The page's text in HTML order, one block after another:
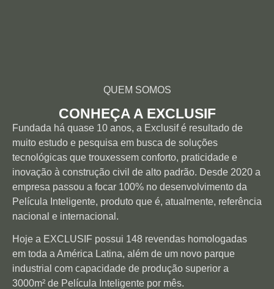
QUEM SOMOS
CONHEÇA A EXCLUSIF
Fundada há quase 10 anos, a Exclusif é resultado de
muito estudo e pesquisa em busca de soluções
tecnológicas que trouxessem conforto, praticidade e
inovação à construção civil de alto padrão. Desde 2020 a
empresa passou a focar 100% no desenvolvimento da
Película Inteligente, produto que é, atualmente, referência
nacional e internacional.
Hoje a EXCLUSIF possui 148 revendas homologadas
em toda a América Latina, além de um novo parque
industrial com capacidade de produção superior a
3000m² de Película Inteligente por mês.